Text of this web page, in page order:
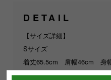
DETAIL
【サイズ詳細】
Sサイズ
着丈65.5cm 肩幅46cm 身
Mサイズ